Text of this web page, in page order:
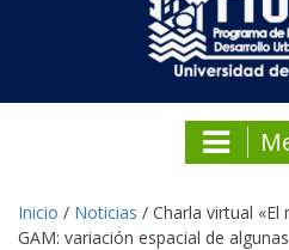
Inicio / Noticias / Charla virtual
GAM: variación espacial de